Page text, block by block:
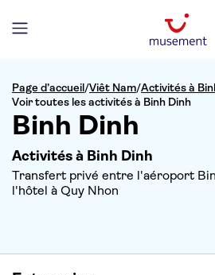
Page d’accueil/Viêt Nam/Activités à
Voir toutes les activités à Binh Dinh
Binh Dinh
Activités à Binh Dinh
Transfert privé entre l'aéroport
l'hôtel à Quy Nhon